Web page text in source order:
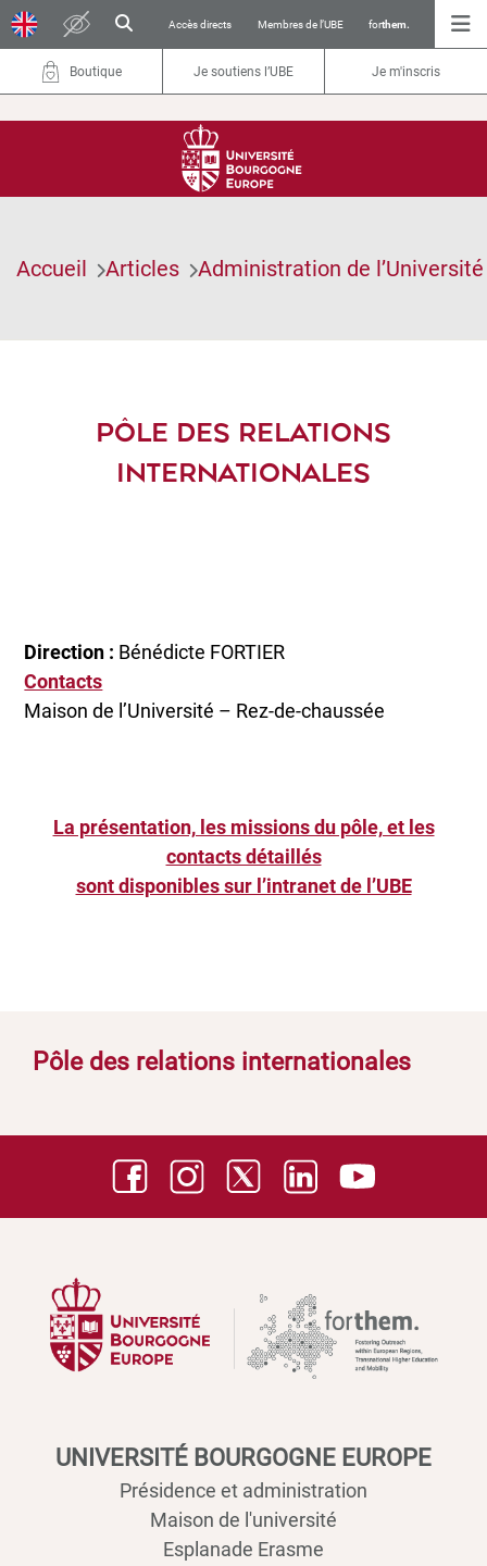
Accès directs Membres de l’UBE forthem.
Boutique Je soutiens l’UBE Je m'inscris
Accueil Articles Administration de l’Université
Pôle des relations internationales
PÔLE DES RELATIONS
INTERNATIONALES
Direction : Bénédicte FORTIER
Contacts
Maison de l’Université – Rez-de-chaussée
La présentation, les missions du pôle, et les
contacts détaillés
sont disponibles sur l’intranet de l’UBE
UNIVERSITÉ BOURGOGNE EUROPE
Présidence et administration
Maison de l'université
Esplanade Erasme